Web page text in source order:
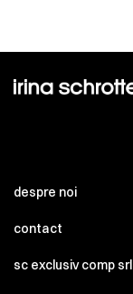
despre noi
contact
sc exclusiv comp srl